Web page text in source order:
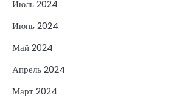
Июль 2024
Июнь 2024
Май 2024
Апрель 2024
Март 2024